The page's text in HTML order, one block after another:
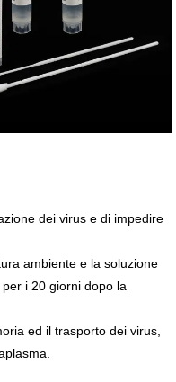
dei virus e di impedire
ambiente e la soluzione
i 20 giorni dopo la
ed il trasporto dei virus,